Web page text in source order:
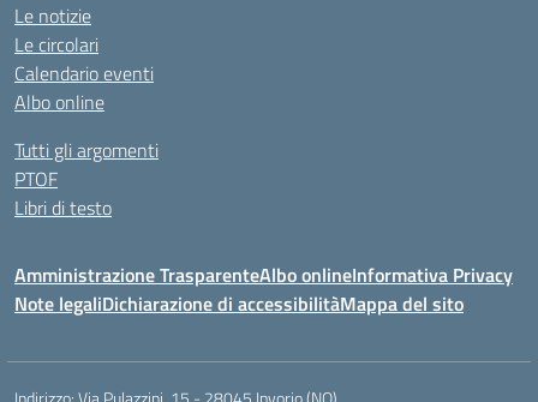
Le notizie
Le circolari
Calendario eventi
Albo online
Tutti gli argomenti
PTOF
Libri di testo
Amministrazione TrasparenteAlbo onlineInformativa Privacy
Note legaliDichiarazione di accessibilitàMappa del sito